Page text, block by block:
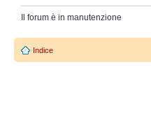
Il forum è in manutenzione
Indice